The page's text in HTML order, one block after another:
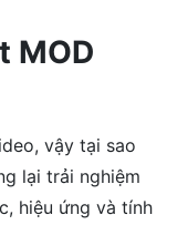
MOD
vậy tại sao
lại trải nghiệm
hiệu ứng và tính